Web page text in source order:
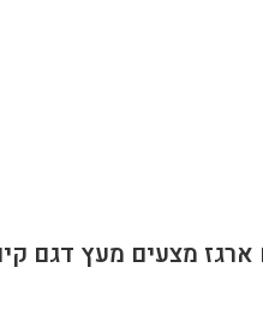
מצעים מעץ דגם קיםם